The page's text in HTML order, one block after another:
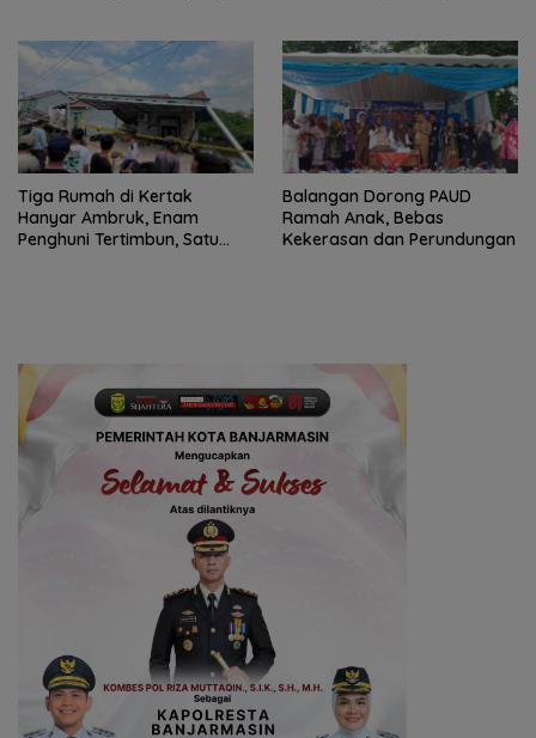
Tiga Rumah di Kertak
Hanyar Ambruk, Enam
Penghuni Tertimbun, Satu
Balangan Dorong PAUD
Ramah Anak, Bebas
Kekerasan dan Perundungan